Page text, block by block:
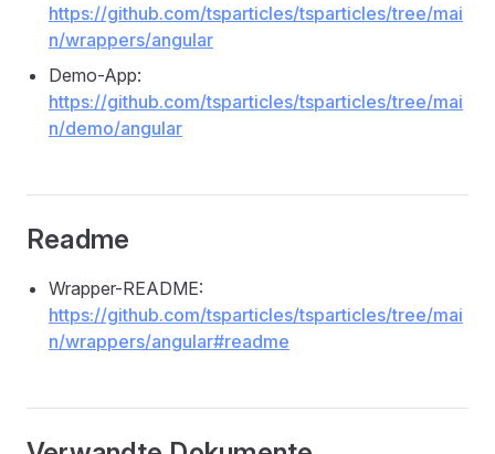
https://github.com/tsparticles/tsparticles/tree/mai
n/wrappers/angular
Demo-App:
https://github.com/tsparticles/tsparticles/tree/mai
n/demo/angular
Readme
Wrapper-README:
https://github.com/tsparticles/tsparticles/tree/mai
n/wrappers/angular#readme